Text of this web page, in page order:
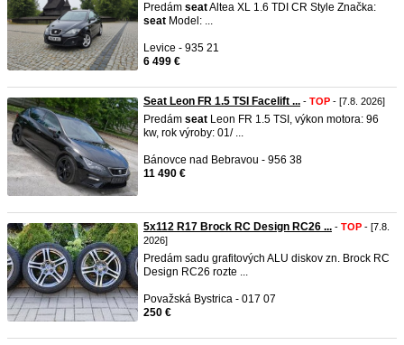
Predám seatAltea XL 1.6 TDI CR Style Značka:
seat Model: ...
Levice - 935 21
6 499 €
Seat Leon FR 1.5 TSI Facelift ... - TOP - [7.8. 2026]
Predám seat Leon FR 1.5 TSI, výkon motora: 96
kw, rok výroby: 01/ ...
Bánovce nad Bebravou - 956 38
11 490 €
5x112 R17 Brock RC Design RC26 ... - TOP - [7.8.
2026]
Predám sadu grafitových ALU diskov zn. Brock RC
Design RC26 rozte ...
Považská Bystrica - 017 07
250 €